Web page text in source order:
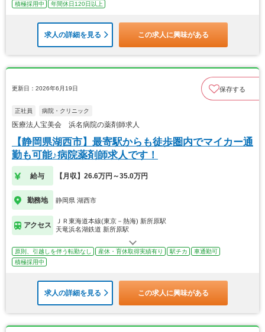
積極採用中
年間休日120日以上
求人の詳細を見る この求人に興味がある
更新日：2026年6月19日 保存する
正社員 病院・クリニック
医療法人宝美会 浜名病院の薬剤師求人
【静岡県湖西市】最寄駅からも徒歩圏内でマイカー通
勤も可能♪病院薬剤師求人です！
給与 【月収】26.6万円～35.0万円
勤務地 静岡県 湖西市
アクセス
ＪＲ東海道本線(東京－熱海) 新所原駅
天竜浜名湖鉄道 新所原駅
原則、引越しを伴う転勤なし 産休・育休取得実績有り 駅チカ
車通勤可
積極採用中
求人の詳細を見る この求人に興味がある